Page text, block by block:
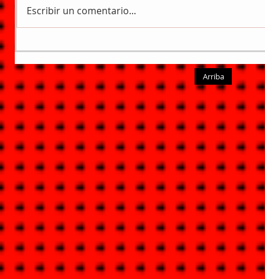
Escribir un comentario...
Arriba